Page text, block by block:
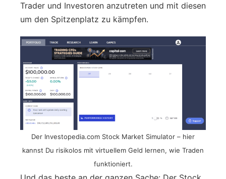
Trader und Investoren anzutreten und mit diesen
um den Spitzenplatz zu kämpfen.
Der Investopedia.com Stock Market Simulator – hier
kannst Du risikolos mit virtuellem Geld lernen, wie Traden
funktioniert.